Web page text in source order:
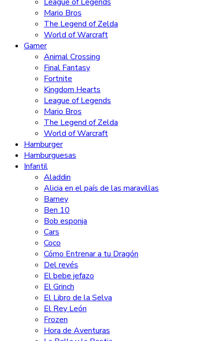
Mario Bros
The Legend of Zelda
World of Warcraft
Gamer
Animal Crossing
Final Fantasy
Fortnite
Kingdom Hearts
League of Legends
Mario Bros
The Legend of Zelda
World of Warcraft
Hamburger
Hamburguesas
Infantil
Aladdin
Alicia en el país de las maravillas
Barney
Ben 10
Bob esponja
Cars
Coco
Cómo Entrenar a tu Dragón
Del revés
El bebe jefazo
El Grinch
El Libro de la Selva
El Rey León
Frozen
Hora de Aventuras